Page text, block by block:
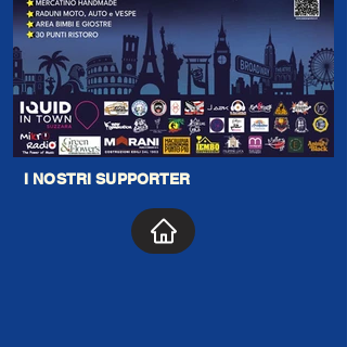
I NOSTRI SUPPORTER